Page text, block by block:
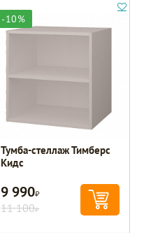
-10%
Тумба-стеллаж Тимберс
Кидс
9 990Р
11 100Р